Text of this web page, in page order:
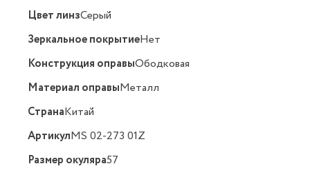
Цвет линзСерый
Зеркальное покрытиеНет
Конструкция оправыОбодковая
Материал оправыМеталл
СтранаКитай
АртикулMS 02-273 01Z
Размер окуляра57